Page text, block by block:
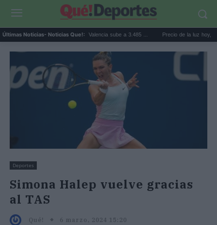
Últimas Noticias- Noticias Que!:
El precio de la vivienda en Valencia sube a 3.485 ... Precio de la luz hoy, jueves
Deportes
Simona Halep vuelve gracias
al TAS
Qué! 6 marzo, 2024 15:20